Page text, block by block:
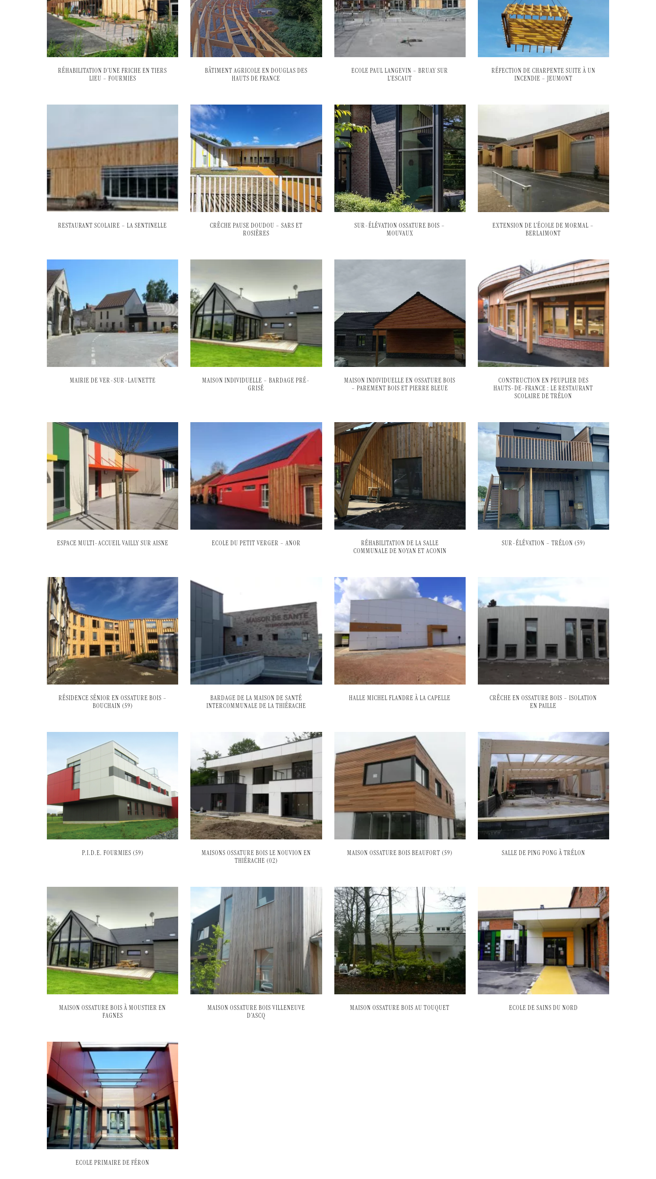
RÉHABILITATION D’UNE FRICHE EN TIERS
LIEU – FOURMIES
BÂTIMENT AGRICOLE EN DOUGLAS DES
HAUTS DE FRANCE
ECOLE PAUL LANGEVIN – BRUAY SUR
L’ESCAUT
RÉFECTION DE CHARPENTE SUITE À UN
INCENDIE – JEUMONT
RESTAURANT SCOLAIRE – LA SENTINELLE
CRÊCHE PAUSE DOUDOU – SARS ET
ROSIÈRES
SUR-ÉLÉVATION OSSATURE BOIS –
MOUVAUX
EXTENSION DE L’ÉCOLE DE MORMAL –
BERLAIMONT
MAIRIE DE VER-SUR-LAUNETTE
MAISON INDIVIDUELLE – BARDAGE PRÉ-
GRISÉ
MAISON INDIVIDUELLE EN OSSATURE BOIS
– PAREMENT BOIS ET PIERRE BLEUE
CONSTRUCTION EN PEUPLIER DES
HAUTS-DE-FRANCE : LE RESTAURANT
SCOLAIRE DE TRÉLON
ESPACE MULTI-ACCUEIL VAILLY SUR AISNE ECOLE DU PETIT VERGER – ANOR
RÉHABILITATION DE LA SALLE
COMMUNALE DE NOYAN ET ACONIN
SUR-ÉLÉVATION – TRÉLON (59)
RÉSIDENCE SÉNIOR EN OSSATURE BOIS –
BOUCHAIN (59)
BARDAGE DE LA MAISON DE SANTÉ
INTERCOMMUNALE DE LA THIÉRACHE
HALLE MICHEL FLANDRE À LA CAPELLE
CRÊCHE EN OSSATURE BOIS – ISOLATION
EN PAILLE
P.I.D.E. FOURMIES (59)
MAISONS OSSATURE BOIS LE NOUVION EN
THIÉRACHE (02)
MAISON OSSATURE BOIS BEAUFORT (59) SALLE DE PING PONG À TRÉLON
MAISON OSSATURE BOIS À MOUSTIER EN
FAGNES
MAISON OSSATURE BOIS VILLENEUVE
D’ASCQ
MAISON OSSATURE BOIS AU TOUQUET ECOLE DE SAINS DU NORD
ECOLE PRIMAIRE DE FÉRON